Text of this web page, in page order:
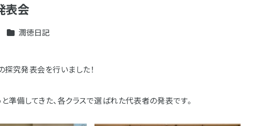
表会
潤徳日記
究発表会を行いました！
準備してきた、各クラスで選ばれた代表者の発表です。